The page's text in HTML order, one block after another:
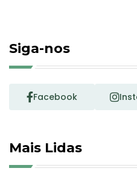
Siga-nos
Facebook
Mais Lidas